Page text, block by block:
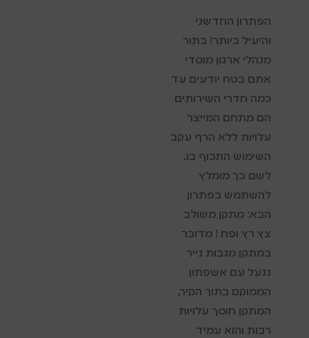
הפתרון החדשני
והיעיל ביותר! בתור
מנהלי ארגון מוסדי
אתם בטח יודעים עד
כמה חדרי השירותים
הם מתחם המייצר
עלויות ללא הרף עקב
השימוש התכוף בו.
לשם כך מומלץ
להשתמש בפתרון
הבא: מתקן משולב
צץ רץ ופח ! מדובר
במתקן מגבות נייר
ננעל עם אשפתון
הממוקם בתוך הקיר,
המתקן חוסך עלויות
רבות והוא עמיד